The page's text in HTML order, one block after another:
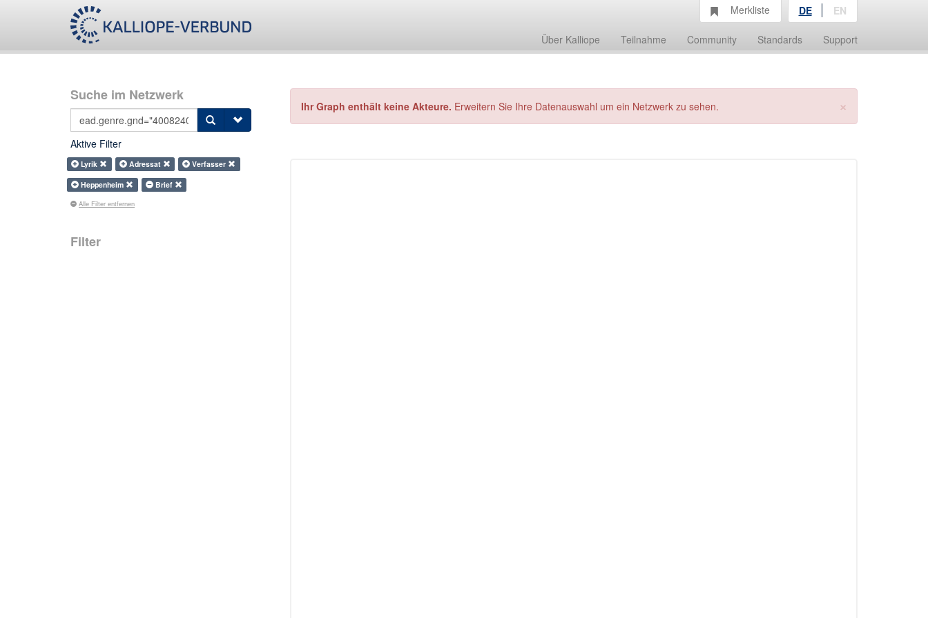
Über Kalliope Teilnahme Community Standards Support
Merkliste DE EN
Suche im Netzwerk
Aktive Filter
Lyrik Adressat
Verfasser
Heppenheim
Brief
Alle Filter entfernen
Filter
×
Ihr Graph enthält keine Akteure. Erweitern Sie Ihre Datenauswahl um ein Netzwerk zu sehen.